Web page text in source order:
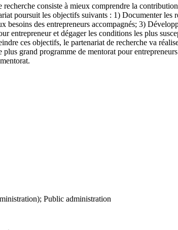
recherche consiste à mieux comprendre la
poursuit les objectifs suivants : 1) Documenter
besoins des entrepreneurs accompagnés; 3)
entrepreneur et dégager les conditions les plus
ces objectifs, le partenariat de recherche va
grand programme de mentorat pour
Public administration